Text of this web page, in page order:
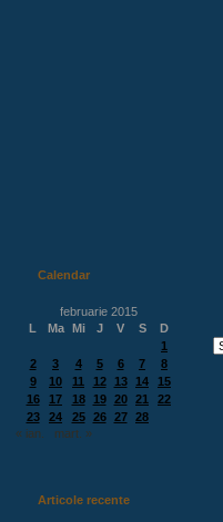
Calendar
februarie 2015
L
Ma Mi J V S
D
1
2
3 4 5 6 7
8
9
10 11 12 13 14
15
16
17 18 19 20 21
22
23
24 25 26 27
28
« ian.
mart. »
Articole recente